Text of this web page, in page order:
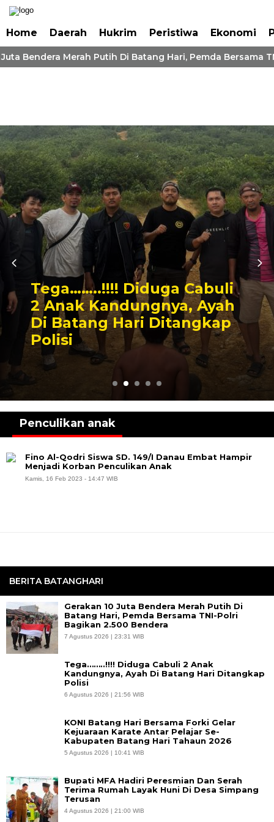
Home Daerah Hukrim Peristiwa Ekonomi
Bendera Merah Putih Di Batang Hari, Pemda Bersama
Tega……..!!!! Diduga Cabuli
2 Anak Kandungnya, Ayah
Di Batang Hari Ditangkap
Polisi
BERITA BATANGHARI
Gerakan 10 Juta Bendera Merah Putih Di
Batang Hari, Pemda Bersama TNI-Polri
Bagikan 2.500 Bendera
7 Agustus 2026 | 23:31 WIB
Tega……..!!!! Diduga Cabuli 2 Anak
Kandungnya, Ayah Di Batang Hari Ditangkap
Polisi
6 Agustus 2026 | 21:56 WIB
KONI Batang Hari Bersama Forki Gelar
Kejuaraan Karate Antar Pelajar Se-
Kabupaten Batang Hari Tahaun 2026
5 Agustus 2026 | 10:41 WIB
Bupati MFA Hadiri Peresmian Dan Serah
Terima Rumah Layak Huni Di Desa Simpang
Terusan
4 Agustus 2026 | 21:00 WIB
Penculikan anak
Fino Al-Qodri Siswa SD. 149/I Danau Embat Hampir
Menjadi Korban Penculikan Anak
Kamis, 16 Feb 2023 - 14:47 WIB